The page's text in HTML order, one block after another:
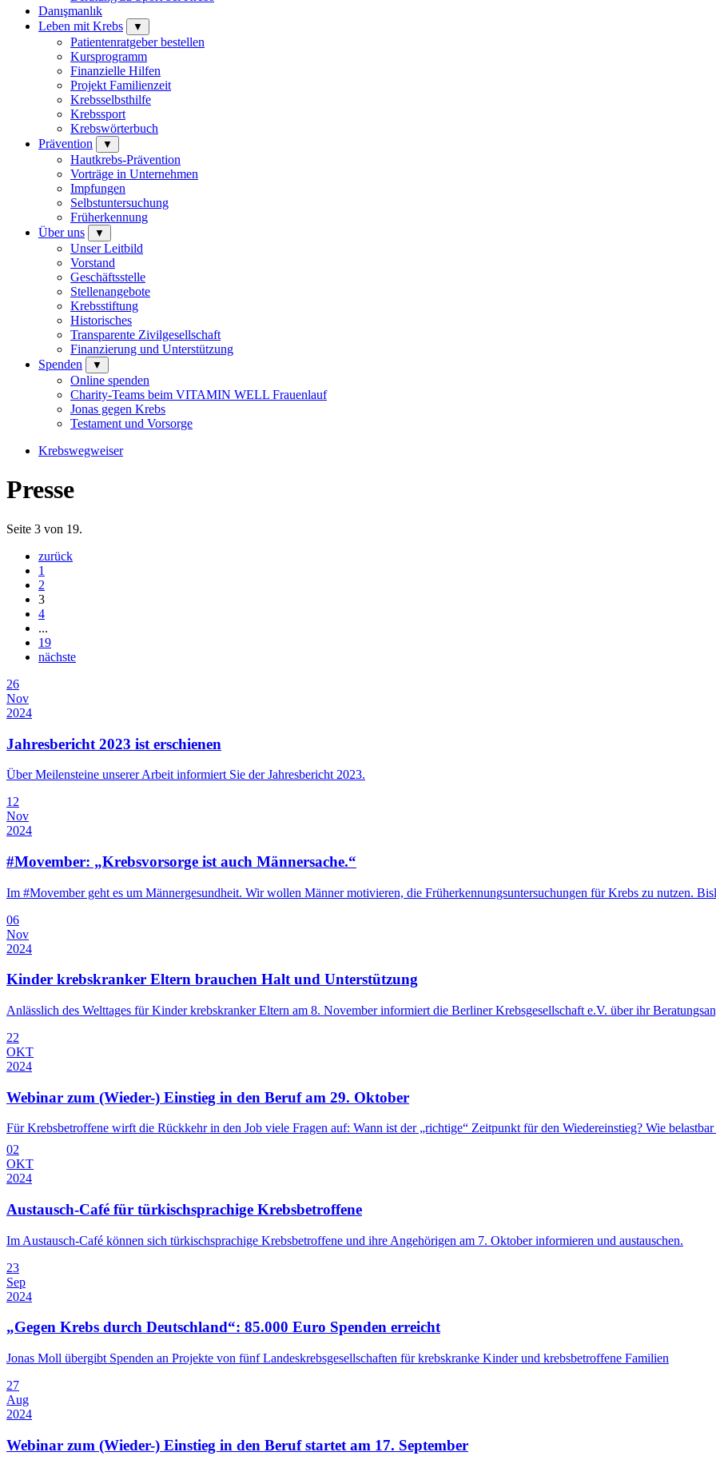
Danışmanlık
Leben mit Krebs
▼
Patientenratgeber bestellen
Kursprogramm
Finanzielle Hilfen
Projekt Familienzeit
Krebsselbsthilfe
Krebssport
Krebswörterbuch
Prävention
▼
Hautkrebs-Prävention
Vorträge in Unternehmen
Impfungen
Selbstuntersuchung
Früherkennung
Über uns
▼
Unser Leitbild
Vorstand
Geschäftsstelle
Stellenangebote
Krebsstiftung
Historisches
Transparente Zivilgesellschaft
Finanzierung und Unterstützung
Spenden
▼
Online spenden
Charity-Teams beim VITAMIN WELL Frauenlauf
Jonas gegen Krebs
Testament und Vorsorge
Krebswegweiser
Presse
Seite 3 von 19.
zurück
1
2
3
4
...
19
nächste
26
Nov
2024
Jahresbericht 2023 ist erschienen
Über Meilensteine unserer Arbeit informiert Sie der Jahresbericht 2023.
12
Nov
2024
#Movember: „Krebsvorsorge ist auch Männersache.“
Im #Movember geht es um Männergesundheit. Wir wollen Männer motivieren, die Früherkennungsuntersuchungen für Krebs zu nutzen.
06
Nov
2024
Kinder krebskranker Eltern brauchen Halt und Unterstützung
Anlässlich des Welttages für Kinder krebskranker Eltern am 8. November informiert die Berliner Krebsgesellschaft e.V. über ihr
22
OKT
2024
Webinar zum (Wieder-) Einstieg in den Beruf am 29. Oktober
Für Krebsbetroffene wirft die Rückkehr in den Job viele Fragen auf: Wann ist der „richtige“ Zeitpunkt für den Wiedereinstieg? Wie
02
OKT
2024
Austausch-Café für türkischsprachige Krebsbetroffene
Im Austausch-Café können sich türkischsprachige Krebsbetroffene und ihre Angehörigen am 7. Oktober informieren und austauschen.
23
Sep
2024
„Gegen Krebs durch Deutschland“: 85.000 Euro Spenden erreicht
Jonas Moll übergibt Spenden an Projekte von fünf Landeskrebsgesellschaften für krebskranke Kinder und krebsbetroffene Familien
27
Aug
2024
Webinar zum (Wieder-) Einstieg in den Beruf startet am 17. September